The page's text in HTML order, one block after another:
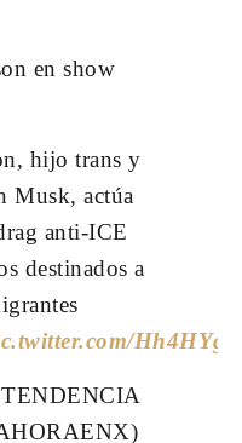
en show
hijo trans y
Musk, actúa
anti-ICE
destinados a